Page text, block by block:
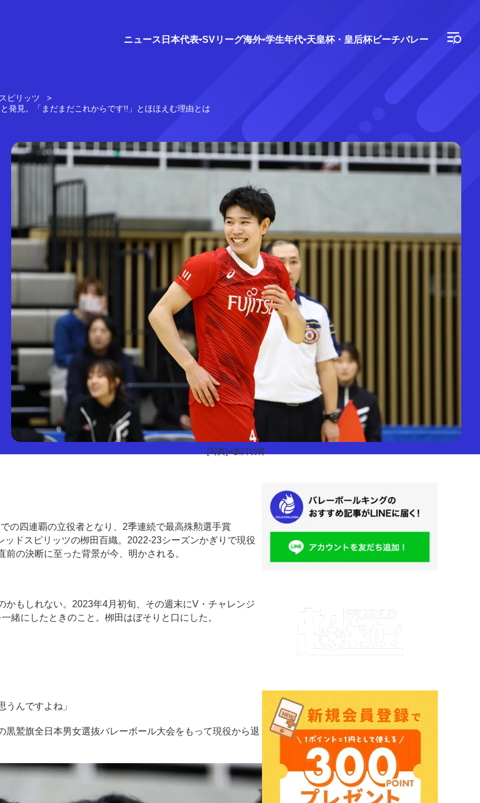
ニュース 日本代表 SVリーグ海外 学生年代 天皇杯・皇后杯ビーチバレー
ピリッツ
発見。「まだまだこれからです!!」とほほえむ理由とは
[写真]=坂口功将
の四連覇の立役者となり、2季連続で最高殊勲選手賞
ドスピリッツの栁田百織。2022-23シーズンかぎりで現役
の決断に至った背景が今、明かされる。
もしれない。2023年4月初旬、その週末にV・チャレンジ
緒にしたときのこと。栁田はぼそりと口にした。
うんですよね」
鷲旗全日本男女選抜バレーボール大会をもって現役から退